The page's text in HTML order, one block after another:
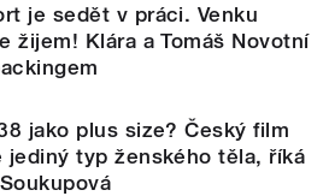
je sedět v práci. Venku
žijem! Klára a Tomáš Novotní
jako plus size? Český film
jediný typ ženského těla, říká